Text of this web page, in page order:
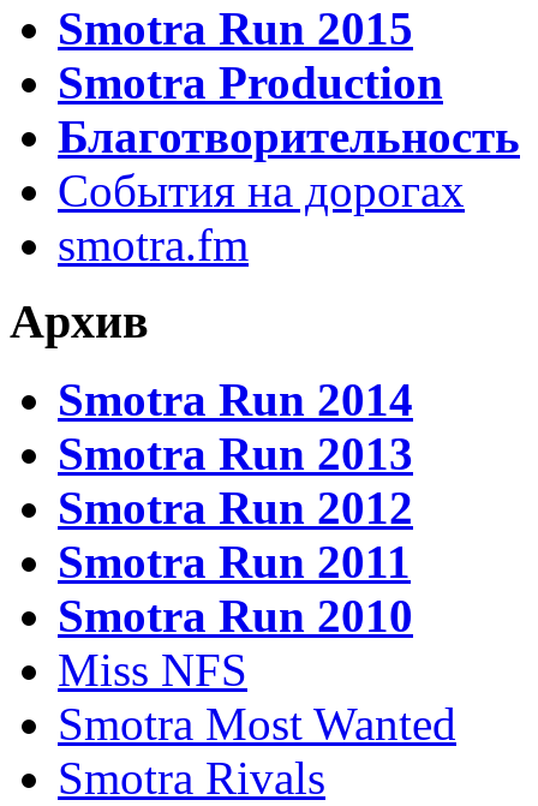
Smotra Run 2015
Smotra Production
Благотворительность
События на дорогах
smotra.fm
Архив
Smotra Run 2014
Smotra Run 2013
Smotra Run 2012
Smotra Run 2011
Smotra Run 2010
Miss NFS
Smotra Most Wanted
Smotra Rivals